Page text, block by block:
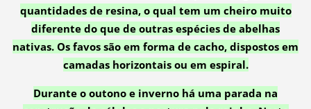
quantidades de resina, o qual tem um cheiro muito
diferente do que de outras espécies de abelhas
nativas. Os favos são em forma de cacho, dispostos em
camadas horizontais ou em espiral.
Durante o outono e inverno há uma parada na